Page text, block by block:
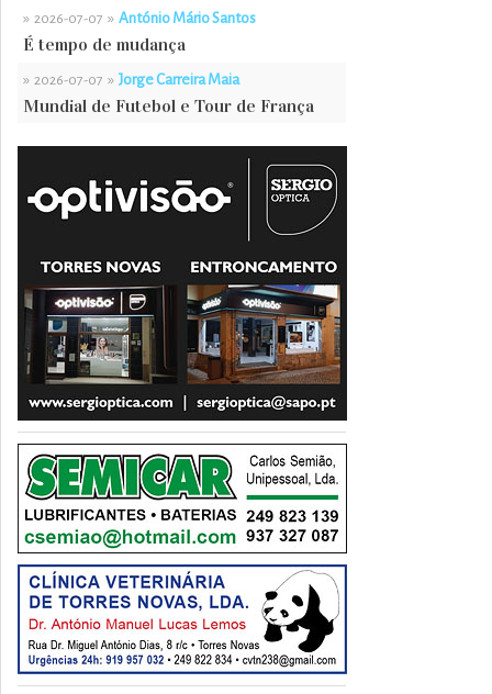
» 2026-07-07 » António Mário Santos
É tempo de mudança
» 2026-07-07 » Jorge Carreira Maia
Mundial de Futebol e Tour de França